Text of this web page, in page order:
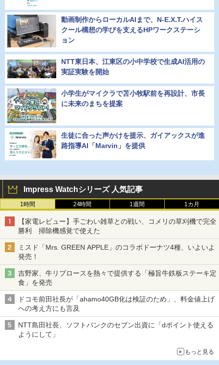
動画制作からローカルAIまで、N-E.X.T.ハイス
クール構想の学びを支えるHPワークステーシ
ョン
NTT東日本、江東区の小中学校で生成AI活用の
実証実験を開始
小学生がマイクラで苫小牧駅前を再設計、市長
に未来のまちを提案
生徒に合った声かけを提示、ガイアックスが進
路指導AI「Marvin」を提供
Impress Watchシリーズ 人気記事
1時間 24時間 1週間 1カ月
【家電レビュー】手ごわい雑草との戦い、コメリの草刈機で完全
勝利 掃除機感覚で使えた
ミスド「Mrs. GREEN APPLE」のコラボドーナツ4種、いよいよ
発売！
吉野家、牛リブロースを熱々で提供する「極旨牛鉄板ステーキ定
食」を発売
ドコモ前田社長が「ahamo40GB化は検証のため」、料金値上げ
への考え方にも言及
NTT島田社長、ソフトバンクのセブン出資に「dポイント使える
ようにして」
もっと見る